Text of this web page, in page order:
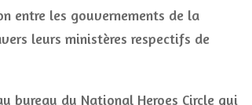
entre les gouvernements de la
leurs ministères respectifs de
bureau du National Heroes Circle qui